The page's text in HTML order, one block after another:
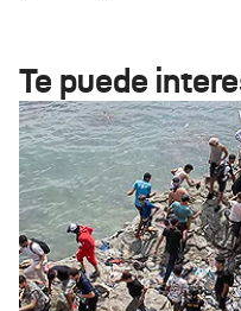
Te puede